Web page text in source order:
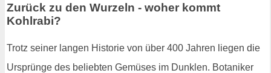
Zurück zu den Wurzeln - woher kommt
Kohlrabi?
Trotz seiner langen Historie von über 400 Jahren liegen die
Ursprünge des beliebten Gemüses im Dunklen. Botaniker